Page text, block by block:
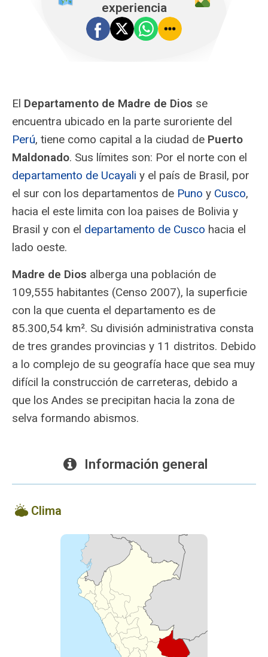
experiencia
El Departamento de Madre de Dios se
encuentra ubicado en la parte suroriente del
Perú, tiene como capital a la ciudad de Puerto
Maldonado. Sus límites son: Por el norte con el
departamento de Ucayali y el país de Brasil, por
el sur con los departamentos de Puno y Cusco,
hacia el este limita con loa paises de Bolivia y
Brasil y con el departamento de Cusco hacia el
lado oeste.
Madre de Dios alberga una población de
109,555 habitantes (Censo 2007), la superficie
con la que cuenta el departamento es de
85.300,54 km². Su división administrativa consta
de tres grandes provincias y 11 distritos. Debido
a lo complejo de su geografía hace que sea muy
difícil la construcción de carreteras, debido a
que los Andes se precipitan hacia la zona de
selva formando abismos.
Información general
Clima